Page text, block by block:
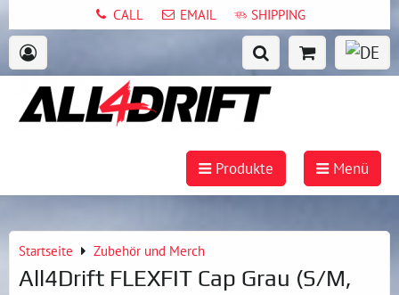
CALL EMAIL SHIPPING
Produkte Menü
Startseite Zubehör und Merch
All4Drift FLEXFIT Cap Grau (S/M,